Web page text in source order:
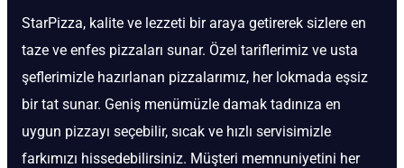
StarPizza, kalite ve lezzeti bir araya getirerek sizlere en
taze ve enfes pizzaları sunar. Özel tariflerimiz ve usta
şeflerimizle hazırlanan pizzalarımız, her lokmada eşsiz
bir tat sunar. Geniş menümüzle damak tadınıza en
uygun pizzayı seçebilir, sıcak ve hızlı servisimizle
farkımızı hissedebilirsiniz. Müşteri memnuniyetini her